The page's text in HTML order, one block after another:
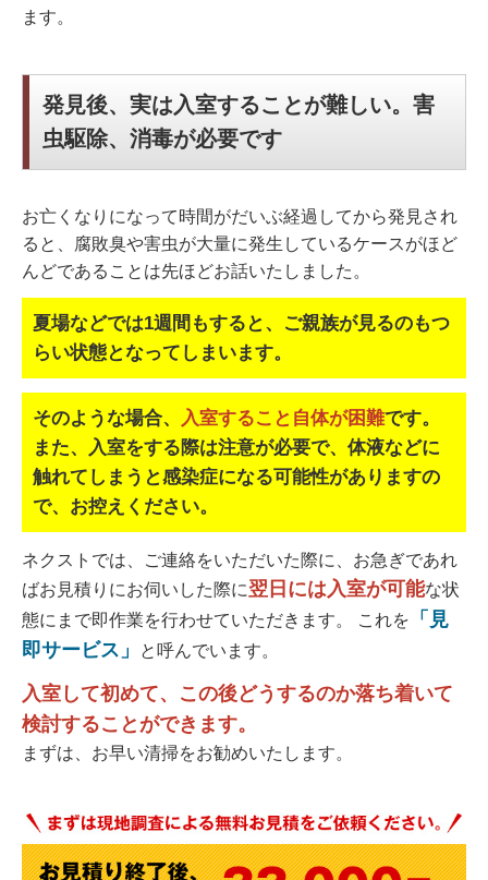
ます。
発見後、実は入室することが難しい。害
虫駆除、消毒が必要です
お亡くなりになって時間がだいぶ経過してから発見され
ると、腐敗臭や害虫が大量に発生しているケースがほど
んどであることは先ほどお話いたしました。
夏場などでは1週間もすると、ご親族が見るのもつ
らい状態となってしまいます。
そのような場合、 入室すること自体が困難です。
また、入室をする際は注意が必要で、 体液などに
触れてしまうと感染症になる可能性がありますの
で、お控えください。
ネクストでは、ご連絡をいただいた際に、お急ぎであれ
ばお見積りにお伺いした際に翌日には入室が可能な状
態にまで即作業を行わせていただきます。 これを
「見
即サービス」
と呼んでいます。
入室して初めて、この後どうするのか落ち着いて
検討することができます。
まずは、お早い清掃をお勧めいたします。